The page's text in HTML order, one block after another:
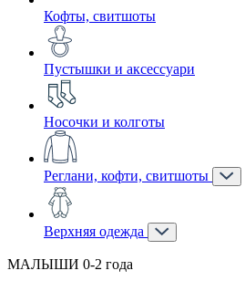
Кофты, свитшоты
Пустышки и аксессуари
Носочки и колготы
Реглани, кофти, свитшоты
Верхняя одежда
МАЛЫШИ 0-2 года